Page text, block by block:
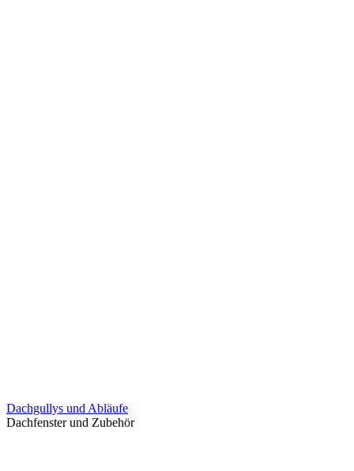
Dachgullys und Abläufe
Dachfenster und Zubehör